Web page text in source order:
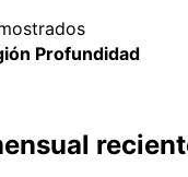
Profundidad